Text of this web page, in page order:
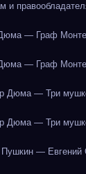
и
— Граф
— Граф
Дюма — Три
Дюма — Три
— Евгений